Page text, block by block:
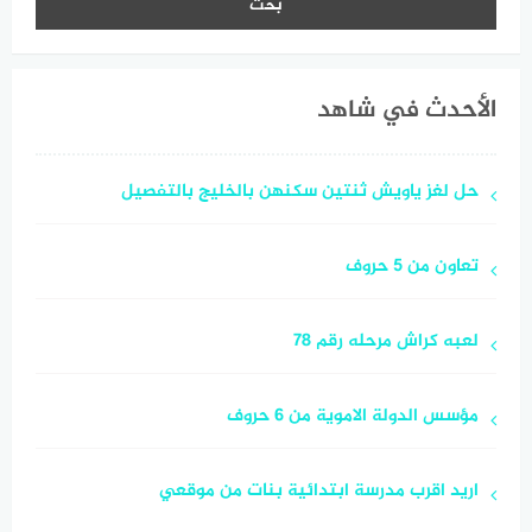
الأحدث في شاهد
حل لغز ياويش ثنتين سكنهن بالخليج بالتفصيل
تعاون من 5 حروف
لعبه كراش مرحله رقم 78
مؤسس الدولة الاموية من 6 حروف
اريد اقرب مدرسة ابتدائية بنات من موقعي